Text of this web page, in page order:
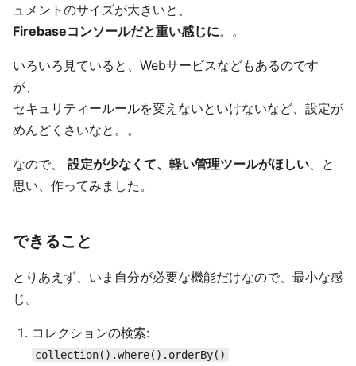
ュメントのサイズが大きいと、
Firebaseコンソールだと重い感じに。。
いろいろ見ていると、Webサービスなどもあるのです
が、
セキュリティールールを変えないといけないなど、設定が
めんどくさいなと。。
なので、 設定が少なくて、軽い管理ツールがほしい 、と
思い、作ってみました。
できること
とりあえず、いま自分が必要な機能だけなので、最小な感
じ。
コレクションの検索:
collection().where().orderBy()